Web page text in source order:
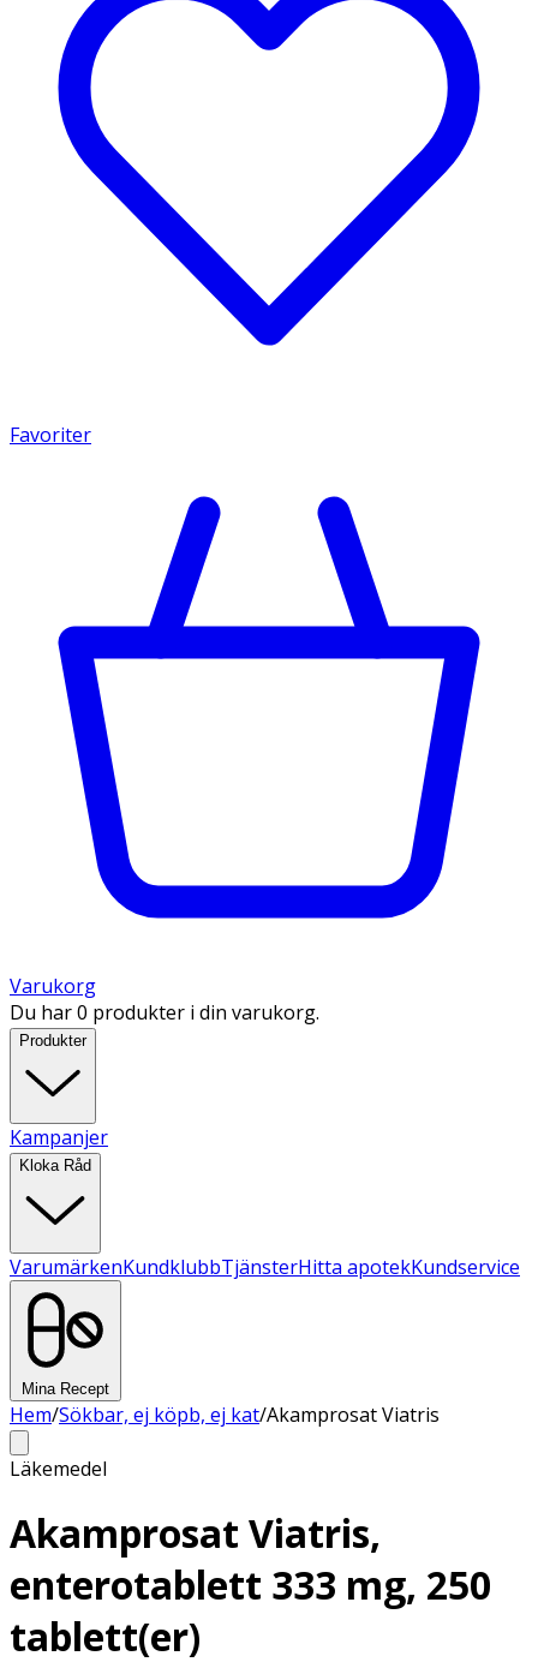
Favoriter
Varukorg
Du har 0 produkter i din varukorg.
Produkter
Kampanjer
Kloka Råd
VarumärkenKundklubbTjänsterHitta apotekKundservice
Mina Recept
Hem/Sökbar, ej köpb, ej kat/Akamprosat Viatris
Läkemedel
Akamprosat Viatris,
enterotablett 333 mg, 250
tablett(er)